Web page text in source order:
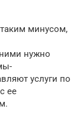
минусом,
нужно
услуги по
ее